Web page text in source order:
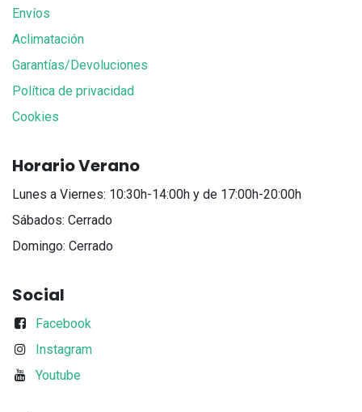
Envíos
Aclimatación
Garantías/Devoluciones
Política de privacidad
Cookies
Horario Verano
Lunes a Viernes: 10:30h-14:00h y de 17:00h-20:00h
Sábados: Cerrado
Domingo: Cerrado
Social
Facebook
Instagram
Youtube